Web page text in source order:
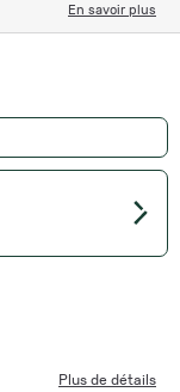
En savoir plus
Plus de détails